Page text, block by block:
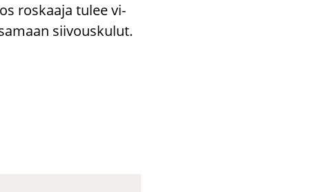
ros­kaa­ja tulee vi­
sii­vous­ku­lut.